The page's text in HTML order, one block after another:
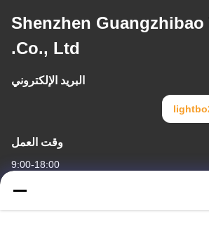
Shenzhen
Co., Ltd.
البريد الإلكتروني
وقت العمل
9:00-18:00
عنواننا